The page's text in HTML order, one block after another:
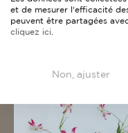
et de mesurer l'efficacité
peuvent être partagées
cliquez ici.
Non, ajuster